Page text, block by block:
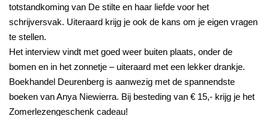
totstandkoming van De stilte en haar liefde voor het
schrijversvak. Uiteraard krijg je ook de kans om je eigen vragen
te stellen.
Het interview vindt met goed weer buiten plaats, onder de
bomen en in het zonnetje – uiteraard met een lekker drankje.
Boekhandel Deurenberg is aanwezig met de spannendste
boeken van Anya Niewierra. Bij besteding van € 15,- krijg je het
Zomerlezengeschenk cadeau!